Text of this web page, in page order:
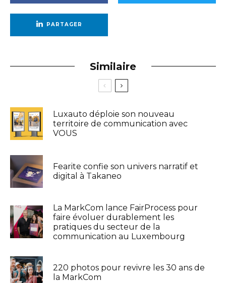
PARTAGER
Similaire
Luxauto déploie son nouveau
territoire de communication avec
VOUS
Fearite confie son univers narratif et
digital à Takaneo
La MarkCom lance FairProcess pour
faire évoluer durablement les
pratiques du secteur de la
communication au Luxembourg
220 photos pour revivre les 30 ans de
la MarkCom